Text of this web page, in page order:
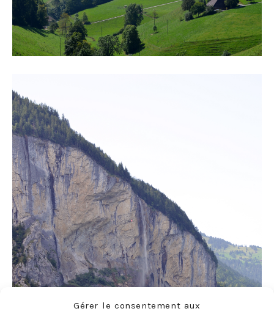
Gérer le consentement aux